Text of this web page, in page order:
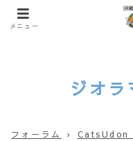
ジオラ
フォーラム › CatsUdon
メニュー